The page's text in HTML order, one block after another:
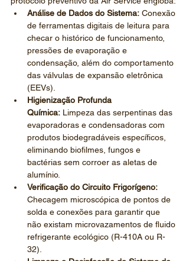
Análise de Dados do Sistema: Conexão
de ferramentas digitais de leitura para
checar o histórico de funcionamento,
pressões de evaporação e
condensação, além do comportamento
das válvulas de expansão eletrônica
(EEVs).
Higienização Profunda
Química: Limpeza das serpentinas das
evaporadoras e condensadoras com
produtos biodegradáveis específicos,
eliminando biofilmes, fungos e
bactérias sem corroer as aletas de
alumínio.
Verificação do Circuito Frigorígeno:
Checagem microscópica de pontos de
solda e conexões para garantir que
não existam microvazamentos de fluido
refrigerante ecológico (R-410A ou R-
32).